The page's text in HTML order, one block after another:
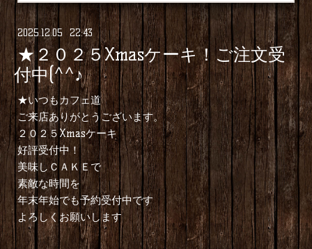
2025.12.05 22:43
★２０２５Xmasケーキ！ご注文受
付中(^^♪
★いつもカフェ道
ご来店ありがとうございます。
２０２５Xmasケーキ
好評受付中！
美味しＣＡＫＥで
素敵な時間を
年末年始でも予約受付中です
よろしくお願いします